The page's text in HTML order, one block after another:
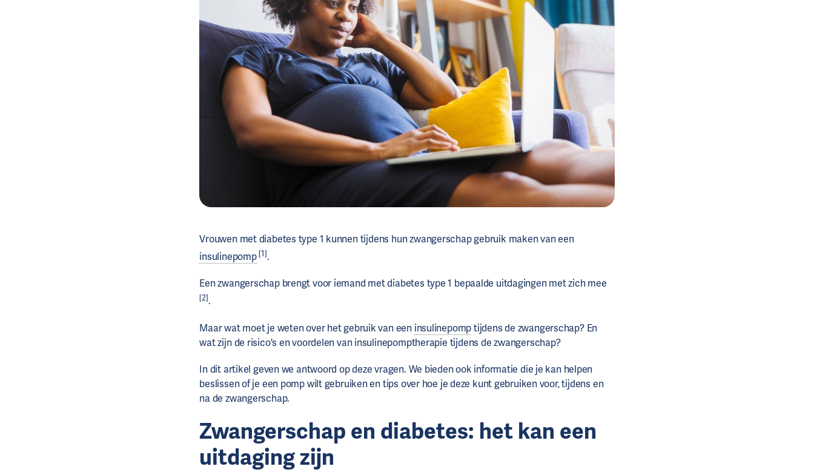
Vrouwen met diabetes type 1 kunnen tijdens hun zwangerschap gebruik maken van een
insulinepomp [1].
Een zwangerschap brengt voor iemand met diabetes type 1 bepaalde uitdagingen met zich mee
[2].
Maar wat moet je weten over het gebruik van een insulinepomptijdens de zwangerschap? En
wat zijn de risico's en voordelen van insulinepomptherapie tijdens de zwangerschap?
In dit artikel geven we antwoord op deze vragen. We bieden ook informatie die je kan helpen
beslissen of je een pomp wilt gebruiken en tips over hoe je deze kunt gebruiken voor, tijdens en
na de zwangerschap.
Zwangerschap en diabetes: het kan een
uitdaging zijn